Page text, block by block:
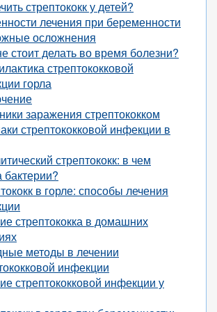
стрептококк у детей?
лечения при беременности
осложнения
стоит делать во время болезни?
стрептококковой
горла
заражения стрептококком
стрептококковой инфекции в
стрептококк: в чем
бактерии?
в горле: способы лечения
стрептококка в домашних
методы в лечении
инфекции
стрептококковой инфекции у